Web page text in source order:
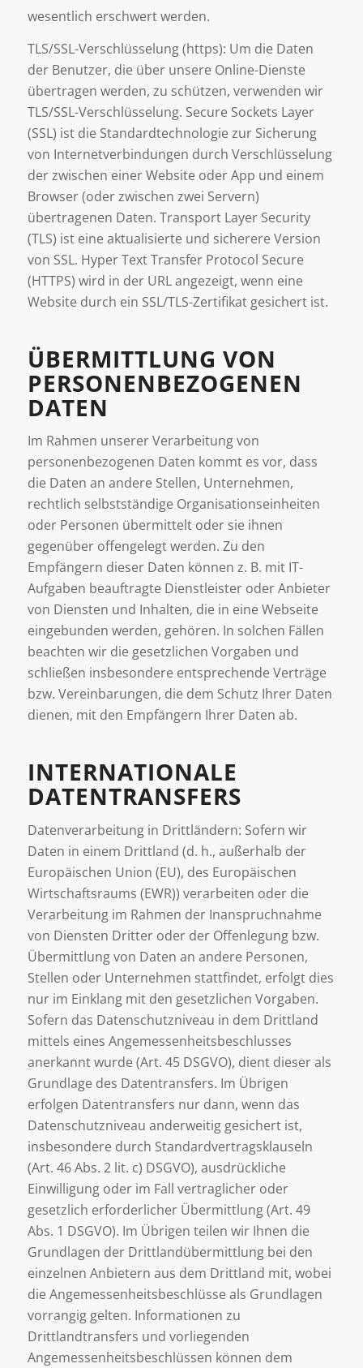
wesentlich erschwert werden.
TLS/SSL-Verschlüsselung (https): Um die Daten
der Benutzer, die über unsere Online-Dienste
übertragen werden, zu schützen, verwenden wir
TLS/SSL-Verschlüsselung. Secure Sockets Layer
(SSL) ist die Standardtechnologie zur Sicherung
von Internetverbindungen durch Verschlüsselung
der zwischen einer Website oder App und einem
Browser (oder zwischen zwei Servern)
übertragenen Daten. Transport Layer Security
(TLS) ist eine aktualisierte und sicherere Version
von SSL. Hyper Text Transfer Protocol Secure
(HTTPS) wird in der URL angezeigt, wenn eine
Website durch ein SSL/TLS-Zertifikat gesichert ist.
ÜBERMITTLUNG VON
PERSONENBEZOGENEN
DATEN
Im Rahmen unserer Verarbeitung von
personenbezogenen Daten kommt es vor, dass
die Daten an andere Stellen, Unternehmen,
rechtlich selbstständige Organisationseinheiten
oder Personen übermittelt oder sie ihnen
gegenüber offengelegt werden. Zu den
Empfängern dieser Daten können z. B. mit IT-
Aufgaben beauftragte Dienstleister oder Anbieter
von Diensten und Inhalten, die in eine Webseite
eingebunden werden, gehören. In solchen Fällen
beachten wir die gesetzlichen Vorgaben und
schließen insbesondere entsprechende Verträge
bzw. Vereinbarungen, die dem Schutz Ihrer Daten
dienen, mit den Empfängern Ihrer Daten ab.
INTERNATIONALE
DATENTRANSFERS
Datenverarbeitung in Drittländern: Sofern wir
Daten in einem Drittland (d. h., außerhalb der
Europäischen Union (EU), des Europäischen
Wirtschaftsraums (EWR)) verarbeiten oder die
Verarbeitung im Rahmen der Inanspruchnahme
von Diensten Dritter oder der Offenlegung bzw.
Übermittlung von Daten an andere Personen,
Stellen oder Unternehmen stattfindet, erfolgt dies
nur im Einklang mit den gesetzlichen Vorgaben.
Sofern das Datenschutzniveau in dem Drittland
mittels eines Angemessenheitsbeschlusses
anerkannt wurde (Art. 45 DSGVO), dient dieser als
Grundlage des Datentransfers. Im Übrigen
erfolgen Datentransfers nur dann, wenn das
Datenschutzniveau anderweitig gesichert ist,
insbesondere durch Standardvertragsklauseln
(Art. 46 Abs. 2 lit. c) DSGVO), ausdrückliche
Einwilligung oder im Fall vertraglicher oder
gesetzlich erforderlicher Übermittlung (Art. 49
Abs. 1 DSGVO). Im Übrigen teilen wir Ihnen die
Grundlagen der Drittlandübermittlung bei den
einzelnen Anbietern aus dem Drittland mit, wobei
die Angemessenheitsbeschlüsse als Grundlagen
vorrangig gelten. Informationen zu
Drittlandtransfers und vorliegenden
Angemessenheitsbeschlüssen können dem